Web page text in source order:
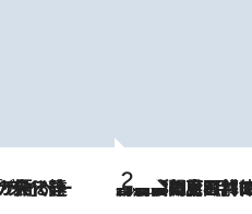
2026.8.8
「最後に見られてよかった」上野動物園の東園パンダ舎が解体前に特別公開。8月16日まで延長されたパネル展と共に辿る“半世紀”のパンダ飼育《解体工事の図面あり》